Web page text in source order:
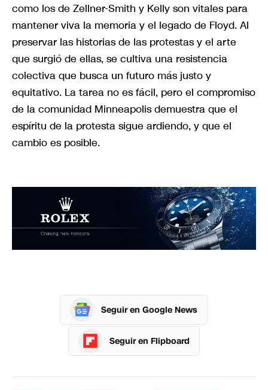
como los de Zellner-Smith y Kelly son vitales para
mantener viva la memoria y el legado de Floyd. Al
preservar las historias de las protestas y el arte
que surgió de ellas, se cultiva una resistencia
colectiva que busca un futuro más justo y
equitativo. La tarea no es fácil, pero el compromiso
de la comunidad Minneapolis demuestra que el
espíritu de la protesta sigue ardiendo, y que el
cambio es posible.
Seguir en Google News
Seguir en Flipboard